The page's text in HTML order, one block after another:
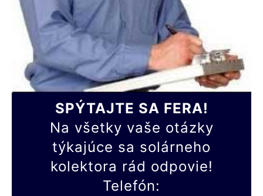
SPÝTAJTE SA FERA!
Na všetky vaše otázky
týkajúce sa solárneho
kolektora rád odpovie!
Telefón: